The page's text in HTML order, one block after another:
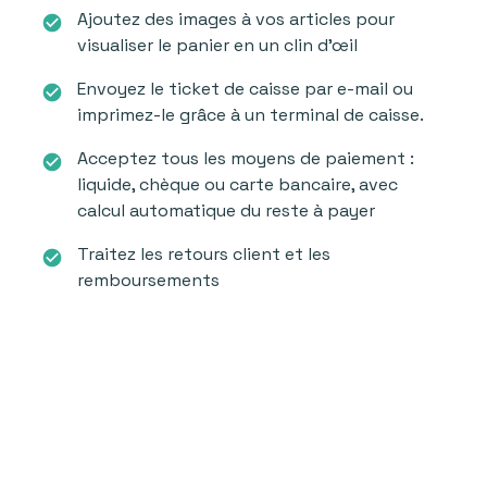
check_circle
Ajoutez des images à vos articles pour
visualiser le panier en un clin d’œil
check_circle
Envoyez le ticket de caisse par e-mail ou
imprimez-le grâce à un terminal de caisse.
check_circle
Acceptez tous les moyens de paiement :
liquide, chèque ou carte bancaire, avec
calcul automatique du reste à payer
check_circle
Traitez les retours client et les
remboursements